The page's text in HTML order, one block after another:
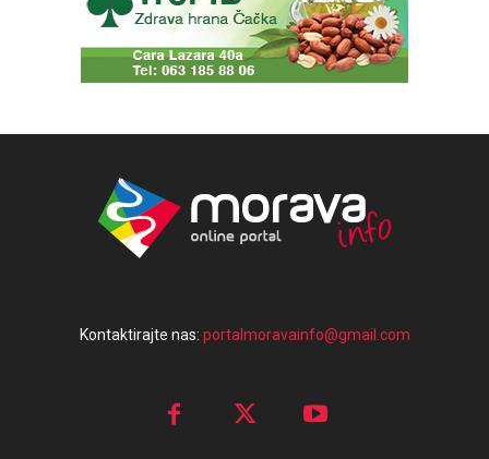
Kontaktirajte nas: portalmoravainfo@gmail.com